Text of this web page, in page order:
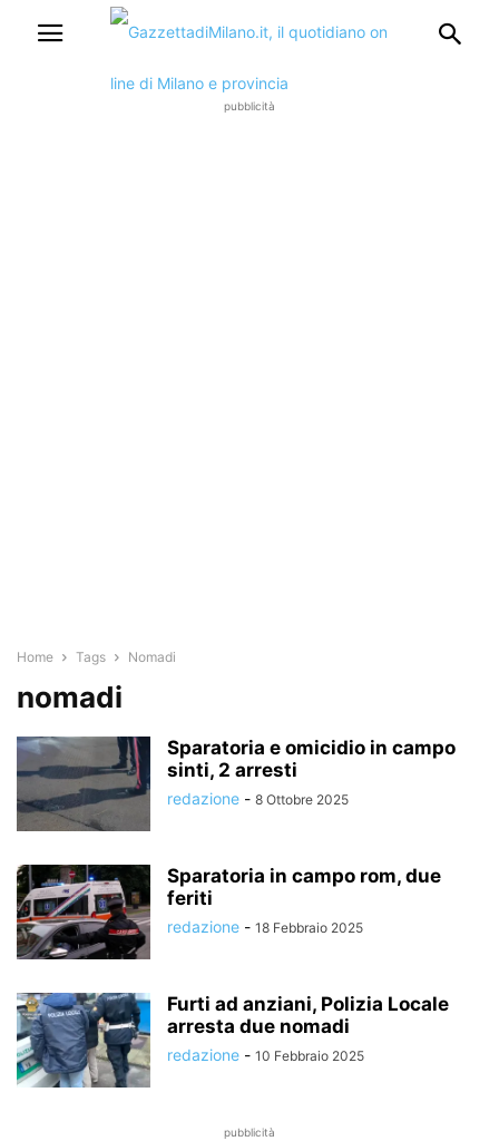
pubblicità
Home Tags Nomadi
nomadi
Sparatoria e omicidio in campo
sinti, 2 arresti
redazione - 8 Ottobre 2025
Sparatoria in campo rom, due
feriti
redazione - 18 Febbraio 2025
Furti ad anziani, Polizia Locale
arresta due nomadi
redazione - 10 Febbraio 2025
pubblicità